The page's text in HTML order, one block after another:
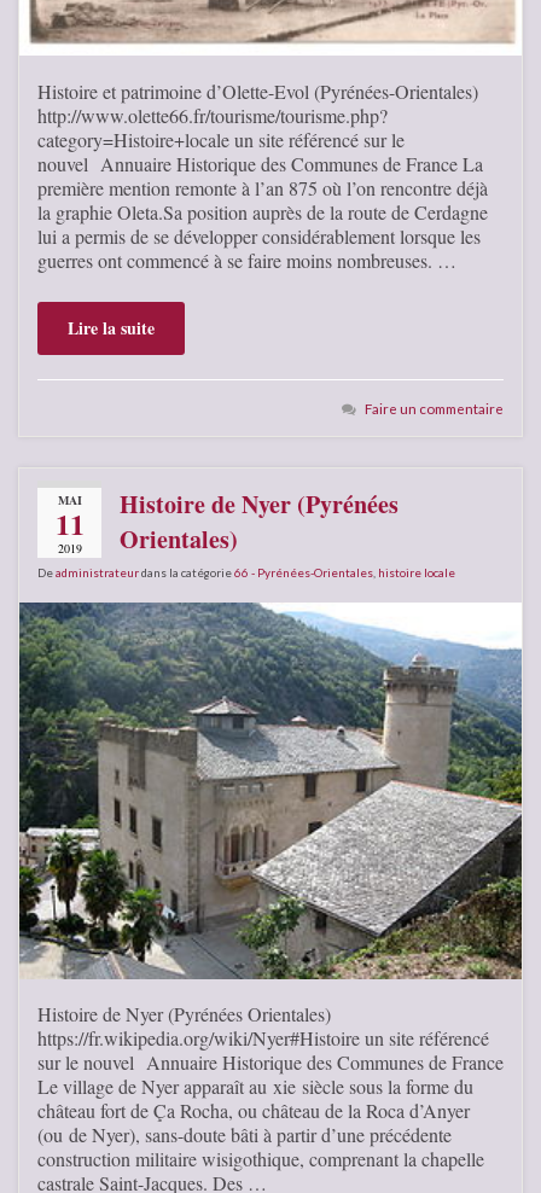
Histoire et patrimoine d’Olette-Evol (Pyrénées-Orientales)
http://www.olette66.fr/tourisme/tourisme.php?
category=Histoire+locale un site référencé sur le
nouvel Annuaire Historique des Communes de France La
première mention remonte à l’an 875 où l’on rencontre déjà
la graphie Oleta.Sa position auprès de la route de Cerdagne
lui a permis de se développer considérablement lorsque les
guerres ont commencé à se faire moins nombreuses. …
Lire la suite
Faire un commentaire
MAI
11
2019
Histoire de Nyer (Pyrénées
Orientales)
Deadministrateurdans la catégorie66 - Pyrénées-Orientales histoire locale
Histoire de Nyer (Pyrénées Orientales)
https://fr.wikipedia.org/wiki/Nyer#Histoire un site référencé
sur le nouvel Annuaire Historique des Communes de France
Le village de Nyer apparaît au xie siècle sous la forme du
château fort de Ça Rocha, ou château de la Roca d’Anyer
(ou de Nyer), sans-doute bâti à partir d’une précédente
construction militaire wisigothique, comprenant la chapelle
castrale Saint-Jacques. Des …